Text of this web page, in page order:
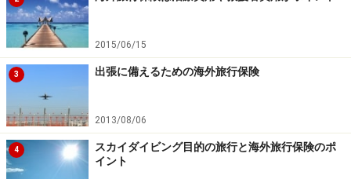
病なども補償の対象からは通常外れています。たかが歯
の痛みと言っても痛くなってからでは旅行どころではあ
りません。
妊娠や歯科治療なども特約を付帯して補償するものもで
てきていますが、加入前に内容を必ず確認するようにし
てください。
2015/06/15
3 出張に備えるための海外旅行保険
2013/08/06
4
スカイダイビング目的の旅行と海外旅行保険のポ
イント